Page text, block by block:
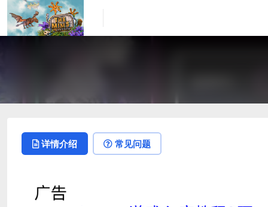
详情介绍 常见问题